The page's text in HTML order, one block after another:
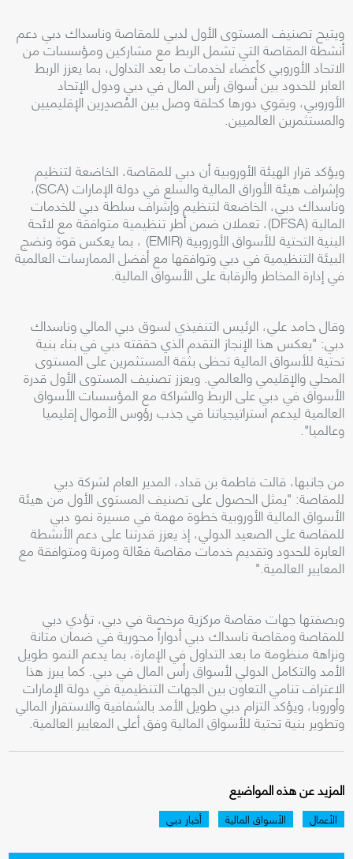
ويتيح تصنيف المستوى الأول لدبي للمقاصة وناسداك دبي دعم
أنشطة المقاصة التي تشمل الربط مع مشاركين ومؤسسات من
الاتحاد الأوروبي كأعضاء لخدمات ما بعد التداول، بما يعزز الربط
العابر للحدود بين أسواق رأس المال في دبي ودول الإتحاد
الأوروبي، ويقوي دورها كحلقة وصل بين المُصدِرين الإقليميين
والمستثمرين العالميين.
ويؤكد قرار الهيئة الأوروبية أن دبي للمقاصة، الخاضعة لتنظيم
وإشراف هيئة الأوراق المالية والسلع في دولة الإمارات (SCA)،
وناسداك دبي، الخاضعة لتنظيم وإشراف سلطة دبي للخدمات
المالية (DFSA)، تعملان ضمن أطر تنظيمية متوافقة مع لائحة
البنية التحتية للأسواق الأوروبية (EMIR) ، بما يعكس قوة ونضج
البيئة التنظيمية في دبي وتوافقها مع أفضل الممارسات العالمية
في إدارة المخاطر والرقابة على الأسواق المالية.
وقال حامد علي، الرئيس التنفيذي لسوق دبي المالي وناسداك
دبي: "يعكس هذا الإنجاز التقدم الذي حققته دبي في بناء بنية
تحتية للأسواق المالية تحظى بثقة المستثمرين على المستوى
المحلي والإقليمي والعالمي. ويعزز تصنيف المستوى الأول قدرة
الأسواق في دبي على الربط والشراكة مع المؤسسات الأسواق
العالمية ليدعم استراتيجياتنا في جذب رؤوس الأموال إقليميا
وعالميا".
من جانبها، قالت فاطمة بن قداد، المدير العام لشركة دبي
للمقاصة: "يمثل الحصول على تصنيف المستوى الأول من هيئة
الأسواق المالية الأوروبية خطوة مهمة في مسيرة نمو دبي
للمقاصة على الصعيد الدولي، إذ يعزز قدرتنا على دعم الأنشطة
العابرة للحدود وتقديم خدمات مقاصة فعّالة ومرنة ومتوافقة مع
المعايير العالمية."
وبصفتها جهات مقاصة مركزية مرخصة في دبي، تؤدي دبي
للمقاصة ومقاصة ناسداك دبي أدواراً محورية في ضمان متانة
ونزاهة منظومة ما بعد التداول في الإمارة، بما يدعم النمو طويل
الأمد والتكامل الدولي لأسواق رأس المال في دبي. كما يبرز هذا
الاعتراف تنامي التعاون بين الجهات التنظيمية في دولة الإمارات
وأوروبا، ويؤكد التزام دبي طويل الأمد بالشفافية والاستقرار المالي
وتطوير بنية تحتية للأسواق المالية وفق أعلى المعايير العالمية.
المزيد عن هذه المواضيع
الأعمال الأسواق المالية أخبار دبي